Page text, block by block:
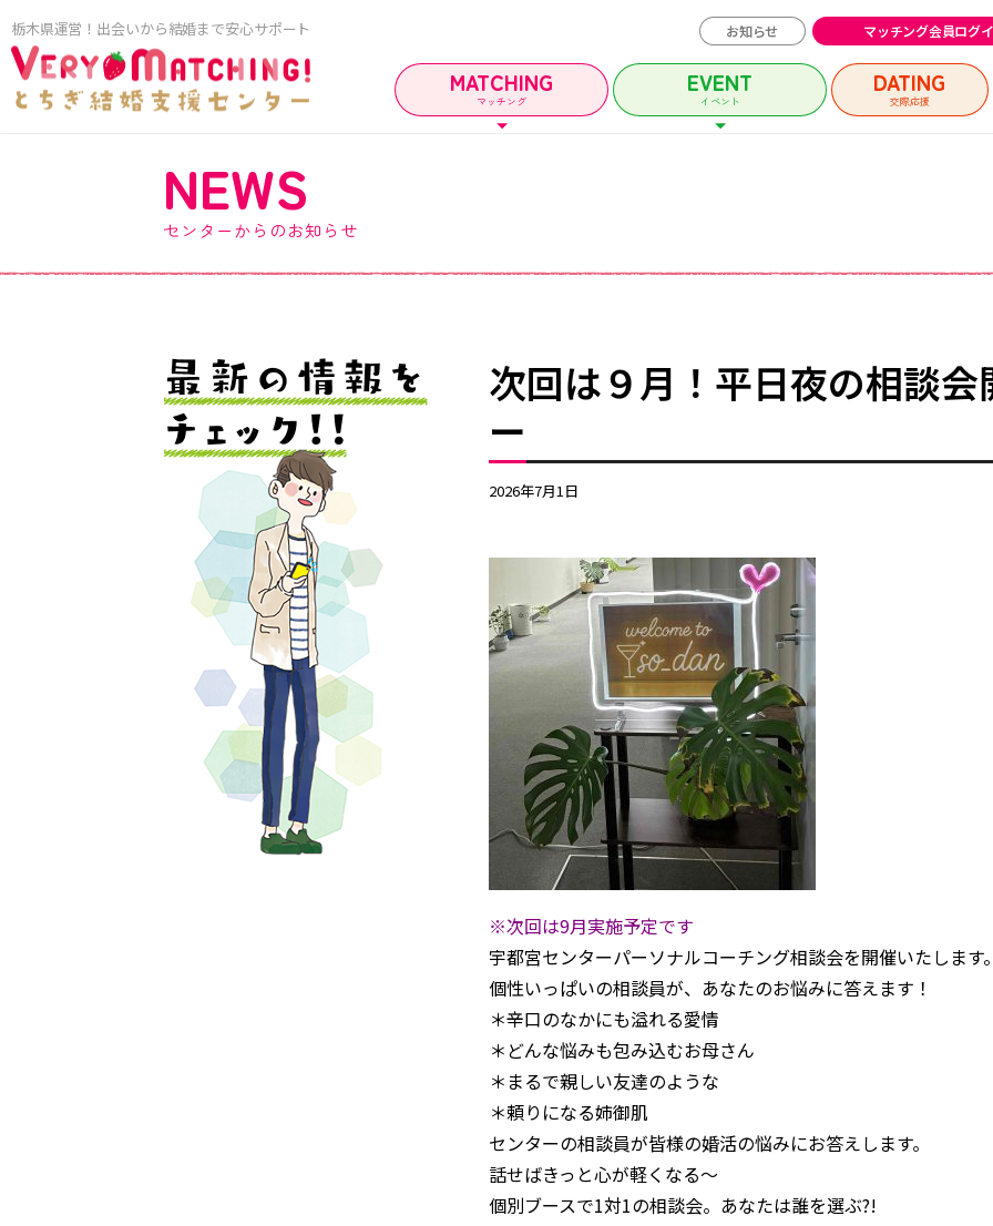
栃木県運営！出会いから結婚まで安心サポート お知らせ マッチング会員ログ
MATCHING
マッチング
EVENT
イベント
DATING
交際応援
ご利用ガイド
ご成婚カップルメッセージ 自治体等イベント一覧
よくあるご質問
民間企業・団体イベント
DATING
交際応援
ARCHIVE
アーカイブ
NEWS
センターからのお知らせ
次回は９月！平日夜の相談
ー
2026年7月1日
※次回は9月実施予定です
宇都宮センターパーソナルコーチング相談会を開催いたします。
個性いっぱいの相談員が、あなたのお悩みに答えます！
＊辛口のなかにも溢れる愛情
＊どんな悩みも包み込むお母さん
＊まるで親しい友達のような
＊頼りになる姉御肌
センターの相談員が皆様の婚活の悩みにお答えします。
話せばきっと心が軽くなる～
個別ブースで1対1の相談会。あなたは誰を選ぶ?!